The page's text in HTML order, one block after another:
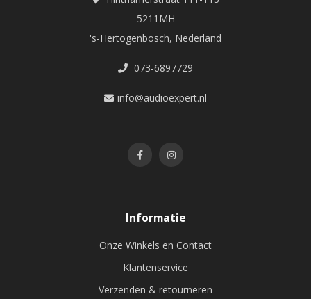
5211MH
's-Hertogenbosch, Nederland
073-6897729
info@audioexpert.nl
Informatie
Onze Winkels en Contact
Klantenservice
Verzenden & retourneren